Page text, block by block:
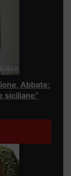
Abbate:
siciliane”